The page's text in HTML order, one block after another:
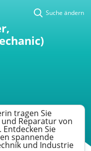
Suche ändern
tragen Sie
Reparatur von
Sie
spannende
und Industrie